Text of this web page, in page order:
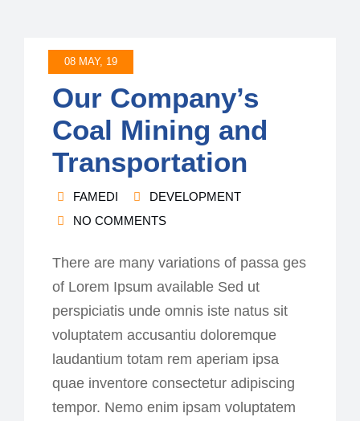
08 MAY, 19
Our Company’s
Coal Mining and
Transportation
FAMEDI
DEVELOPMENT
NO COMMENTS
There are many variations of passa ges
of Lorem Ipsum available Sed ut
perspiciatis unde omnis iste natus sit
voluptatem accusantiu doloremque
laudantium totam rem aperiam ipsa
quae inventore consectetur adipiscing
tempor. Nemo enim ipsam voluptatem